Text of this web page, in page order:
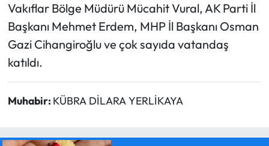
Vakıflar Bölge Müdürü Mücahit Vural, AK Parti İl
Başkanı Mehmet Erdem, MHP İl Başkanı Osman
Gazi Cihangiroğlu ve çok sayıda vatandaş
katıldı.
Muhabir: KÜBRA DİLARA YERLİKAYA